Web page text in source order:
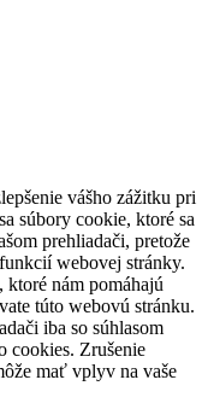
vášho zážitku pri
súbory cookie, ktoré sa
prehliadači, pretože
webovej stránky.
ktoré nám pomáhajú
túto webovú stránku.
iba so súhlasom
cookies. Zrušenie
mať vplyv na vaše